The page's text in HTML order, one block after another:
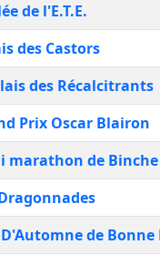
de l'E.T.E.
des Castors
des Récalcitrants
Prix Oscar Blairon
marathon de Binche
D'Automne de Bonne